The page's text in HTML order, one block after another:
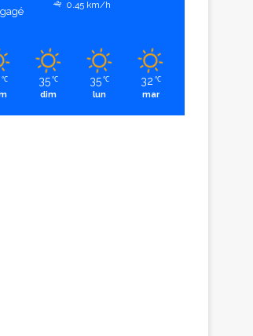
0.45 km/h
℃ 35 ℃
dim
35 ℃
lun
32 ℃
mar